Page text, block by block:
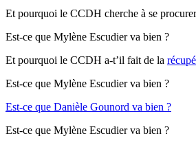
Et pourquoi le CCDH cherche à se
Est-ce que Mylène Escudier va bien ?
Et pourquoi le CCDH a-t’il fait de la
Est-ce que Mylène Escudier va bien ?
Est-ce que Danièle Gounord va bien ?
Est-ce que Mylène Escudier va bien ?